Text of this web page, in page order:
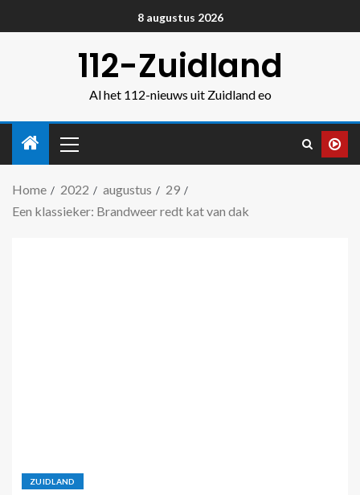
8 augustus 2026
112-Zuidland
Al het 112-nieuws uit Zuidland eo
Home 2022 augustus
29
Een klassieker: Brandweer redt kat van dak
ZUIDLAND